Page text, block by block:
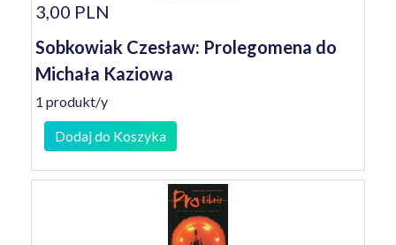
3,00 PLN
Sobkowiak Czesław: Prolegomena do
Michała Kaziowa
1 produkt/y
Dodaj do Koszyka